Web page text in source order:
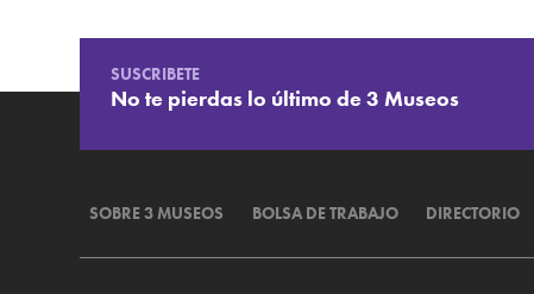
SUSCRIBETE
No te pierdas lo último de 3 Museos
SOBRE 3 MUSEOS BOLSA DE TRABAJO DIRECTORIO